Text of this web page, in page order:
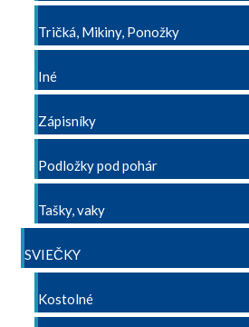
Tričká, Mikiny, Ponožky
Iné
Zápisníky
Podložky pod pohár
Tašky, vaky
SVIEČKY
Kostolné